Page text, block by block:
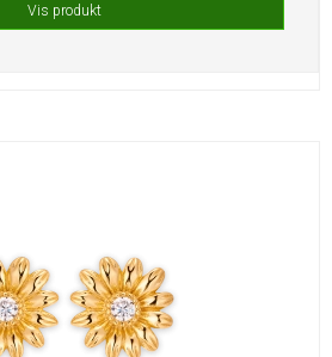
Vis produkt